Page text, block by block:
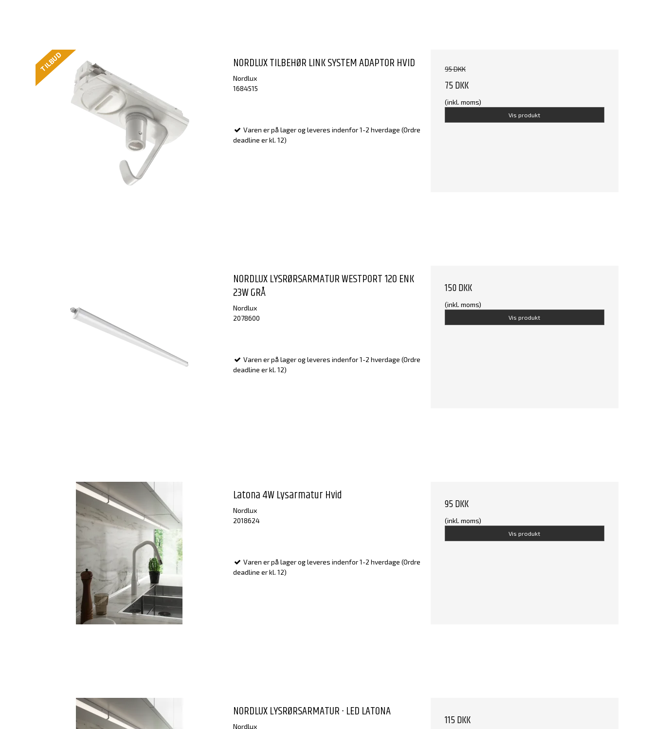
TILBUD NORDLUX TILBEHØR LINK SYSTEM ADAPTOR HVID
Nordlux
1684515
Varen er på lager og leveres indenfor 1-2 hverdage (Ordre
deadline er kl. 12)
95 DKK
75 DKK
(inkl. moms)
Vis produkt
NORDLUX LYSRØRSARMATUR WESTPORT 120 ENK
23W GRÅ
Nordlux
2078600
Varen er på lager og leveres indenfor 1-2 hverdage (Ordre
deadline er kl. 12)
150 DKK
(inkl. moms)
Vis produkt
Latona 4W Lysarmatur Hvid
Nordlux
2018624
Varen er på lager og leveres indenfor 1-2 hverdage (Ordre
deadline er kl. 12)
95 DKK
(inkl. moms)
Vis produkt
NORDLUX LYSRØRSARMATUR - LED LATONA
Nordlux 115 DKK